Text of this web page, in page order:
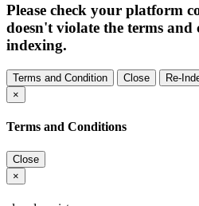
Please check your platform
doesn't violate the terms
indexing.
Terms and Condition Close
Re-
×
Terms and Conditions
Close
×